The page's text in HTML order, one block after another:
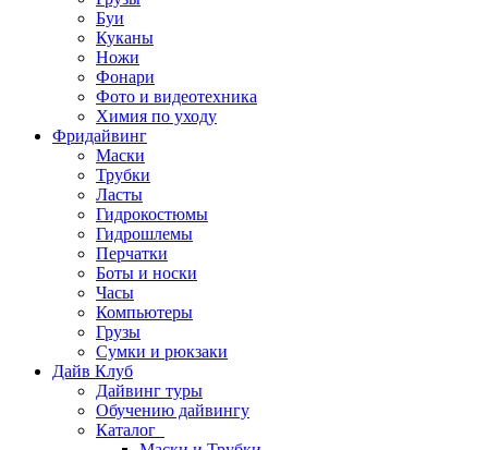
Буи
Куканы
Ножи
Фонари
Фото и видеотехника
Химия по уходу
Фридайвинг
Маски
Трубки
Ласты
Гидрокостюмы
Гидрошлемы
Перчатки
Боты и носки
Часы
Компьютеры
Грузы
Сумки и рюкзаки
Дайв Клуб
Дайвинг туры
Обучению дайвингу
Каталог